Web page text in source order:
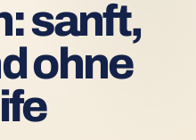
sanft,
ohne